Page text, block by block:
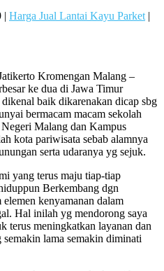
| Harga Jual Lantai Kayu Parket |
Kromengan Malang –
ke dua di Jawa Timur
baik dikarenakan dicap sbg
bermacam macam sekolah
Malang dan Kampus
kota pariwisata sebab alamnya
serta udaranya yg sejuk.
yang terus maju tiap-tiap
Berkembang dgn
kenyamanan dalam
Hal inilah yg mendorong saya
terus meningkatkan layanan dan
lama semakin diminati